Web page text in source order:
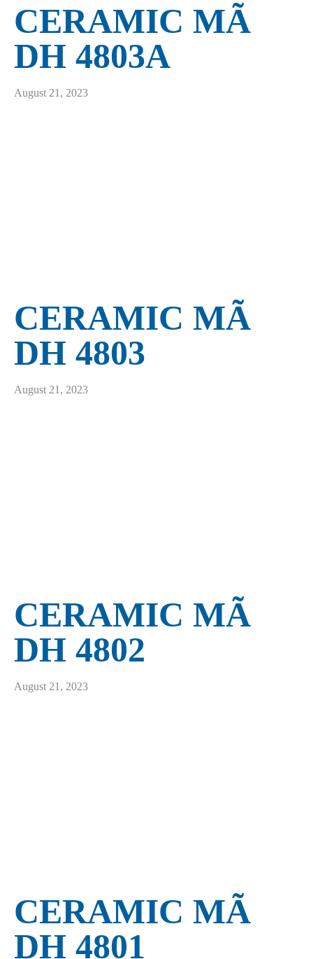
CERAMIC MÃ
DH 4803A
August 21, 2023
CERAMIC MÃ
DH 4803
August 21, 2023
CERAMIC MÃ
DH 4802
August 21, 2023
CERAMIC MÃ
DH 4801